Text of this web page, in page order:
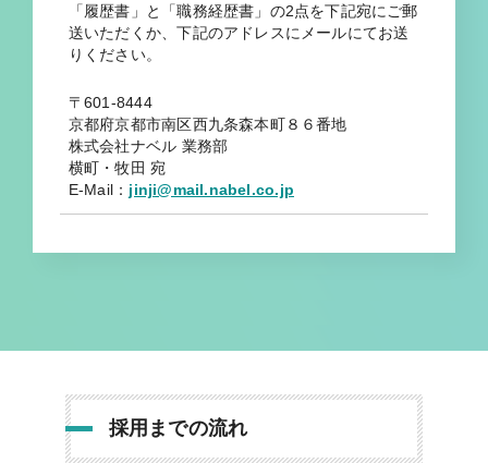
「履歴書」と「職務経歴書」の2点を下記宛にご郵
送いただくか、下記のアドレスにメールにてお送
りください。
〒601-8444
京都府京都市南区西九条森本町８６番地
株式会社ナベル 業務部
横町・牧田 宛
E-Mail： jinji@mail.nabel.co.jp
採用までの流れ